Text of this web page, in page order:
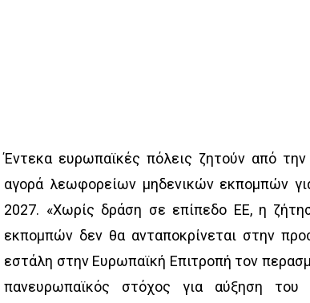
Έντεκα ευρωπαϊκές πόλεις ζητούν από
αγορά λεωφορείων μηδενικών εκπομπών
2027. «Χωρίς δράση σε επίπεδο ΕΕ, η
εκπομπών δεν θα ανταποκρίνεται στην
εστάλη στην Ευρωπαϊκή Επιτροπή τον
πανευρωπαϊκός στόχος για αύξηση